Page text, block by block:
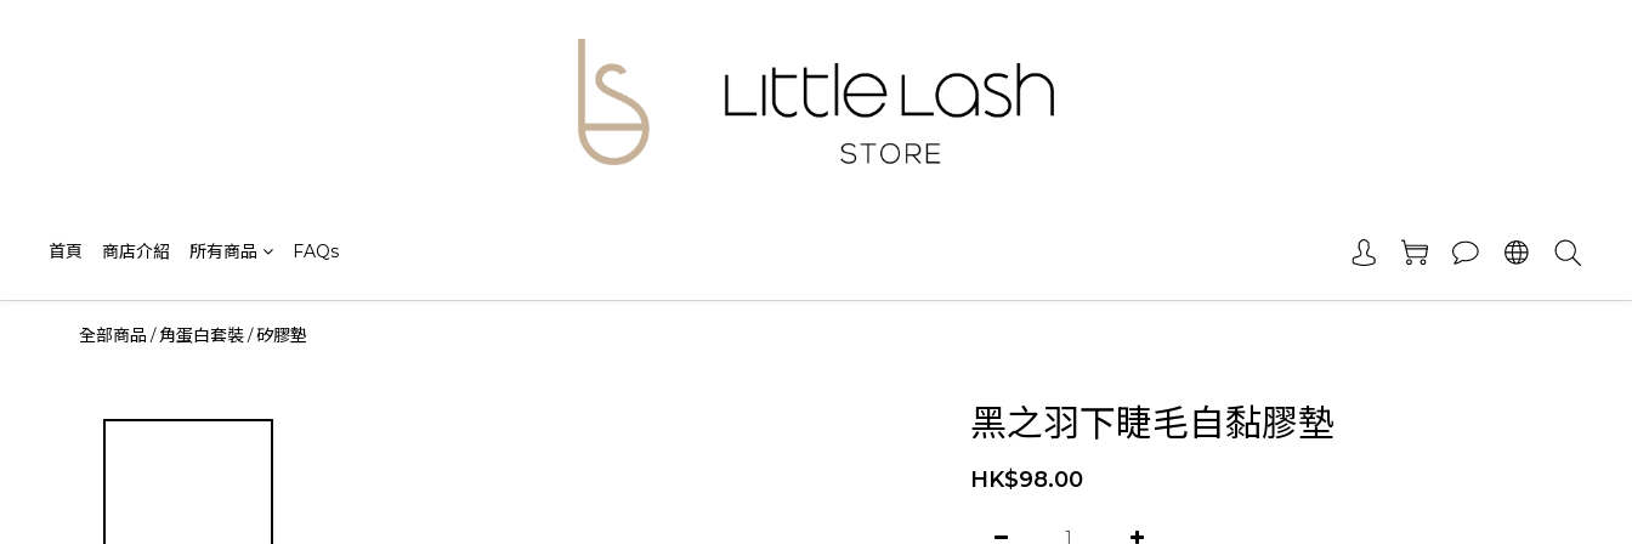
首頁 商店介紹 所有商品 FAQs
全部商品 /角蛋白套裝/矽膠墊
黑之羽下睫毛自黏膠墊
HK$98.00